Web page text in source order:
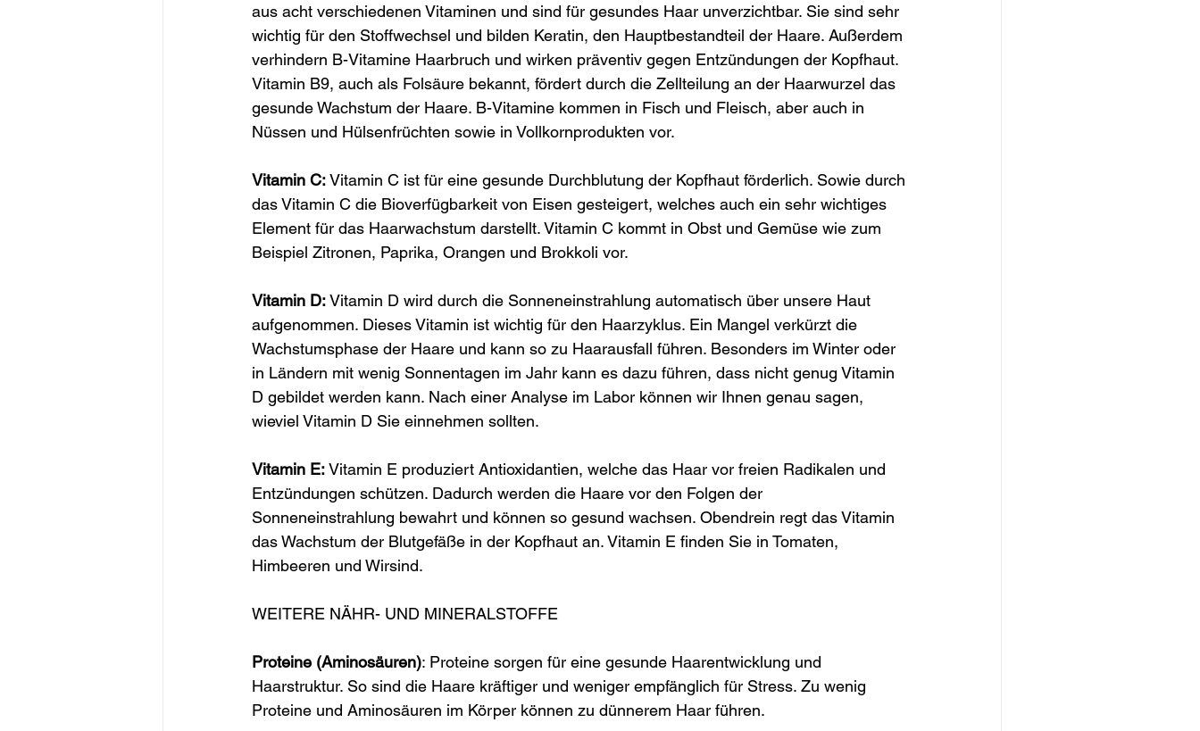
aus acht verschiedenen Vitaminen und sind für gesundes Haar unverzichtbar. Sie sind sehr
wichtig für den Stoffwechsel und bilden Keratin, den Hauptbestandteil der Haare. Außerdem
verhindern B-Vitamine Haarbruch und wirken präventiv gegen Entzündungen der Kopfhaut.
Vitamin B9, auch als Folsäure bekannt, fördert durch die Zellteilung an der Haarwurzel das
gesunde Wachstum der Haare. B-Vitamine kommen in Fisch und Fleisch, aber auch in
Nüssen und Hülsenfrüchten sowie in Vollkornprodukten vor.
Vitamin C: Vitamin C ist für eine gesunde Durchblutung der Kopfhaut förderlich. Sowie durch
das Vitamin C die Bioverfügbarkeit von Eisen gesteigert, welches auch ein sehr wichtiges
Element für das Haarwachstum darstellt. Vitamin C kommt in Obst und Gemüse wie zum
Beispiel Zitronen, Paprika, Orangen und Brokkoli vor.
Vitamin D: Vitamin D wird durch die Sonneneinstrahlung automatisch über unsere Haut
aufgenommen. Dieses Vitamin ist wichtig für den Haarzyklus. Ein Mangel verkürzt die
Wachstumsphase der Haare und kann so zu Haarausfall führen. Besonders im Winter oder
in Ländern mit wenig Sonnentagen im Jahr kann es dazu führen, dass nicht genug Vitamin
D gebildet werden kann. Nach einer Analyse im Labor können wir Ihnen genau sagen,
wieviel Vitamin D Sie einnehmen sollten.
Vitamin E: Vitamin E produziert Antioxidantien, welche das Haar vor freien Radikalen und
Entzündungen schützen. Dadurch werden die Haare vor den Folgen der
Sonneneinstrahlung bewahrt und können so gesund wachsen. Obendrein regt das Vitamin
das Wachstum der Blutgefäße in der Kopfhaut an. Vitamin E finden Sie in Tomaten,
Himbeeren und Wirsind.
WEITERE NÄHR- UND MINERALSTOFFE
Proteine (Aminosäuren): Proteine sorgen für eine gesunde Haarentwicklung und
Haarstruktur. So sind die Haare kräftiger und weniger empfänglich für Stress. Zu wenig
Proteine und Aminosäuren im Körper können zu dünnerem Haar führen.